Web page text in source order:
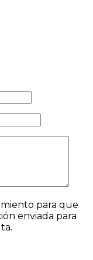
para que
enviada para